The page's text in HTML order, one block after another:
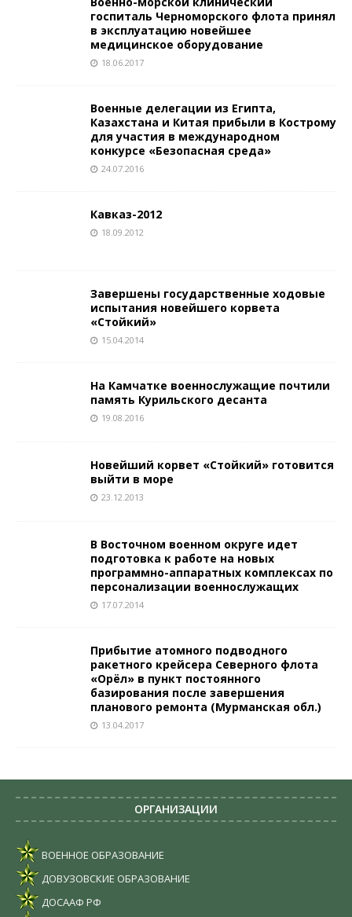
госпиталь Черноморского флота принял
в эксплуатацию новейшее
медицинское оборудование
18.06.2017
Военные делегации из Египта,
Казахстана и Китая прибыли в Кострому
для участия в международном
конкурсе «Безопасная среда»
24.07.2016
Кавказ-2012
18.09.2012
Завершены государственные ходовые
испытания новейшего корвета
«Стойкий»
15.04.2014
На Камчатке военнослужащие почтили
память Курильского десанта
19.08.2016
Новейший корвет «Стойкий» готовится
выйти в море
23.12.2013
В Восточном военном округе идет
подготовка к работе на новых
программно-аппаратных комплексах по
персонализации военнослужащих
17.07.2014
Прибытие атомного подводного
ракетного крейсера Северного флота
«Орёл» в пункт постоянного
базирования после завершения
планового ремонта (Мурманская обл.)
13.04.2017
ОРГАНИЗАЦИИ
ВОЕННОЕ ОБРАЗОВАНИЕ
ДОВУЗОВСКИЕ ОБРАЗОВАНИЕ
ДОСААФ РФ